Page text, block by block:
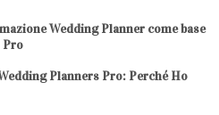
Wedding Planner come base
Pro
Planners Pro: Perché Ho